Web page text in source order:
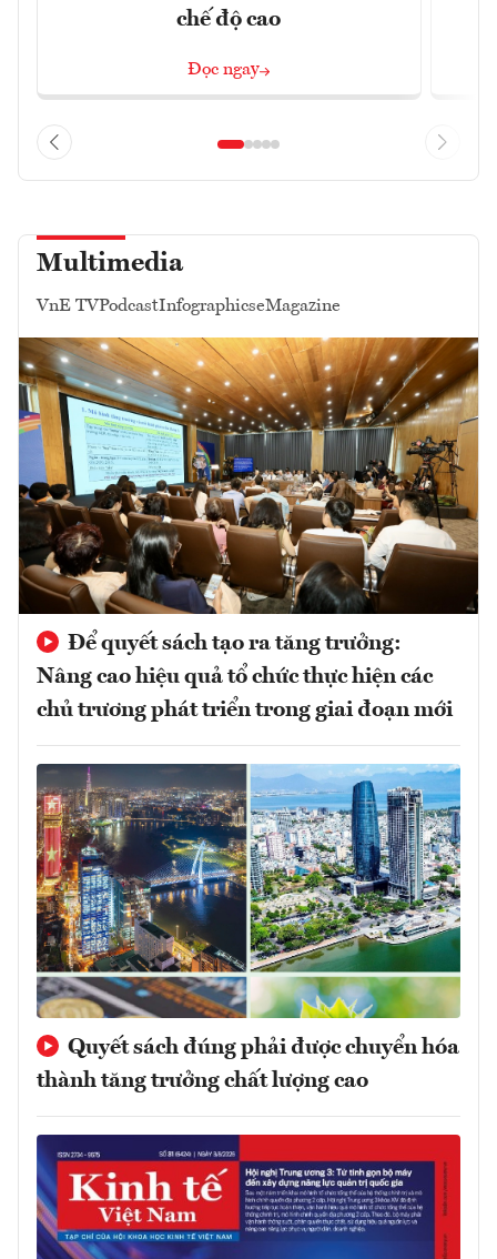
chế độ cao
Đọc ngay
Multimedia
VnE TVPodcastInfographicseMagazine
Để quyết sách tạo ra tăng trưởng:
Nâng cao hiệu quả tổ chức thực hiện các
chủ trương phát triển trong giai đoạn mới
Quyết sách đúng phải được chuyển hóa
thành tăng trưởng chất lượng cao